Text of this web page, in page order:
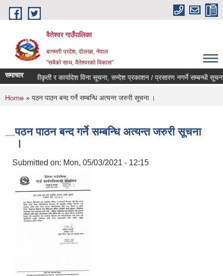
Skip to main content
वैतेश्वर गाउँपालिका
बागमती प्रदेश, दाेलखा, नेपाल
"सबैको साथ, वैतेश्वरको विकास"
समाचारपूर्व स्वीकृती र कार्यादेश विना सूचना, सन्देश प्रकाशन / प्रसारण नगर्ने सम्बन्धी सूचना ।
You are here
Home » पठन पाठन बन्द गर्ने सम्बन्धि अत्यन्त जरुरी सूचना ।
पठन पाठन बन्द गर्ने सम्बन्धि अत्यन्त जरुरी सूचना
।
Submitted on: Mon, 05/03/2021 - 12:15